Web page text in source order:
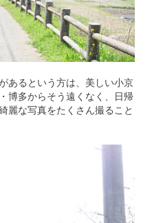
あるという方は、美しい小京
博多からそう遠くなく、日帰
麗な写真をたくさん撮ること